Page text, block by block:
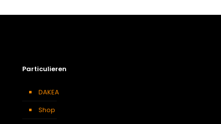
Particulieren
DAKEA
Shop